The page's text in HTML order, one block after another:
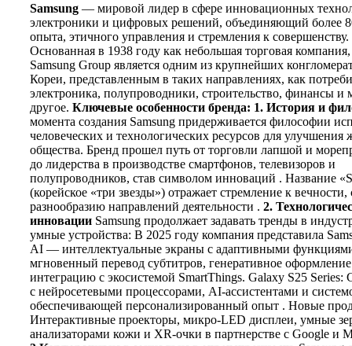
Samsung — мировой лидер в сфере инновационных
электроники и цифровых решений, объединяющий более
опыта, этичного управления и стремления к совершенству.
Основанная в 1938 году как небольшая торговая компания,
Samsung Group является одним из крупнейших
Кореи, представленным в таких направлениях, как
электроника, полупроводники, строительство, финансы и
другое. Ключевые особенности бренда: 1. История и
момента создания Samsung придерживается философии
человеческих и технологических ресурсов для улучшения
общества. Бренд прошел путь от торговли лапшой и
до лидерства в производстве смартфонов, телевизоров и
полупроводников, став символом инноваций . Название
(корейское «три звезды») отражает стремление к вечности,
разнообразию направлений деятельности . 2.
инновации Samsung продолжает задавать тренды в
умные устройства: В 2025 году компания представила
AI — интеллектуальные экраны с адаптивными
мгновенный перевод субтитров, генеративное
интеграцию с экосистемой SmartThings. Galaxy S25
с нейросетевыми процессорами, AI-ассистентами и
обеспечивающей персонализированный опыт . Новые
Интерактивные проекторы, микро-LED дисплеи, умные
анализаторами кожи и XR-очки в партнерстве с Google и